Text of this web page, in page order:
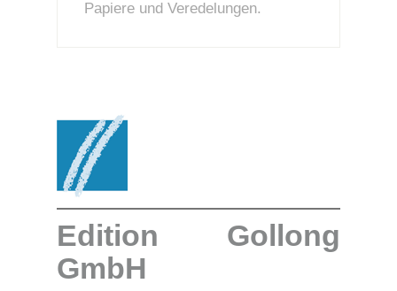
Papiere und Veredelungen.
Edition Gollong
GmbH